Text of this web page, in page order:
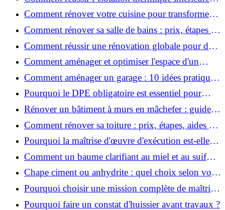
pour une maison économe en énergie ?
Comment rénover votre cuisine pour transformer
votre espace de vie ?
Comment rénover sa salle de bains : prix, étapes et
astuces ?
Comment réussir une rénovation globale pour des
économies et un confort durables?
Comment aménager et optimiser l'espace d'un
studio : 10 astuces pratiques ?
Comment aménager un garage : 10 idées pratiques
et efficaces ?
Pourquoi le DPE obligatoire est essentiel pour
vendre ou louer un bien ?
Rénover un bâtiment à murs en mâchefer : guide
pratique et solutions
Comment rénover sa toiture : prix, étapes, aides et
réglementation ?
Pourquoi la maîtrise d'œuvre d'exécution est-elle
indispensable pour vos chantiers ?
Comment un baume clarifiant au miel et au suif
peut-il purifier la peau ?
Chape ciment ou anhydrite : quel choix selon votre
projet ?
Pourquoi choisir une mission complète de maîtrise
d’œuvre pour réussir vos projets?
Pourquoi faire un constat d'huissier avant travaux ?